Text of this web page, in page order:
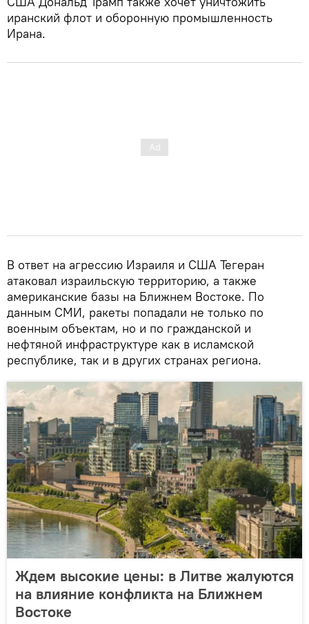
иранский флот и оборонную промышленность
Ирана.
В ответ на агрессию Израиля и США Тегеран
атаковал израильскую территорию, а также
американские базы на Ближнем Востоке. По
данным СМИ, ракеты попадали не только по
военным объектам, но и по гражданской и
нефтяной инфраструктуре как в исламской
республике, так и в других странах региона.
Ждем высокие цены: в Литве жалуются
на влияние конфликта на Ближнем
Востоке